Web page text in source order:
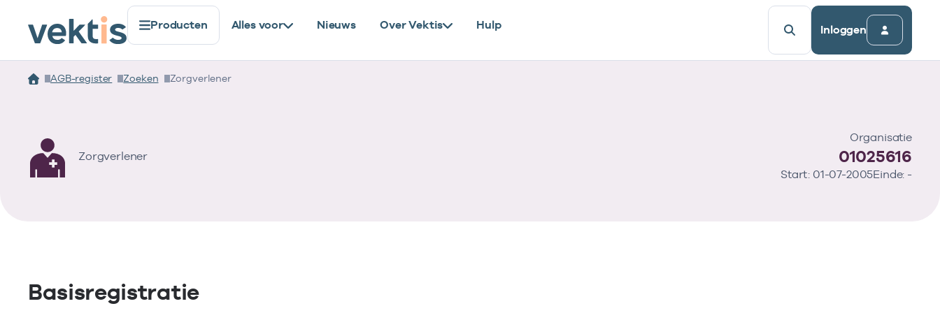
Producten Alles voor Nieuws Over Vektis Hulp Inloggen
AGB-register Zoeken Zorgverlener
Zorgverlener
Organisatie
01025616
Start: 01-07-2005Einde: -
Basisregistratie